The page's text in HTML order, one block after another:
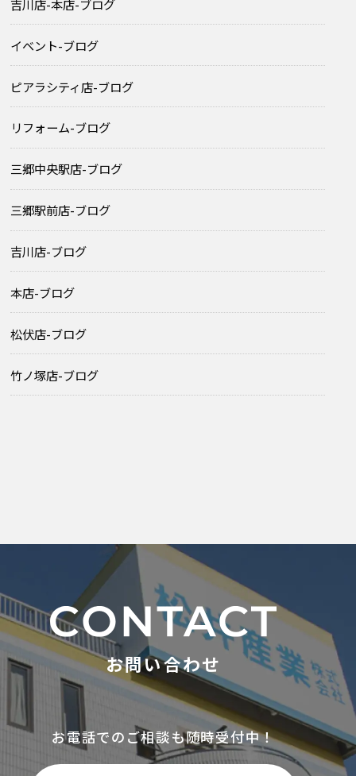
吉川店-本店-ブログ
イベント-ブログ
ピアラシティ店-ブログ
リフォーム-ブログ
三郷中央駅店-ブログ
三郷駅前店-ブログ
吉川店-ブログ
本店-ブログ
松伏店-ブログ
竹ノ塚店-ブログ
お問い合わせ
お電話でのご相談も随時受付中！